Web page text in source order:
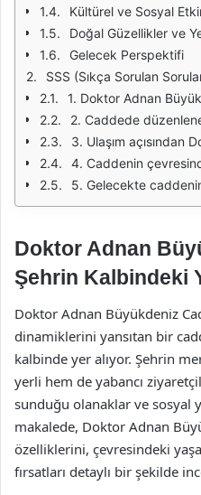
Kültürel ve Sosyal
Doğal Güzellikler ve
Gelecek Perspektifi
SSS (Sıkça Sorulan
1. Doktor Adnan Büyükdeniz
2. Caddede
3. Ulaşım açısından Doktor
4. Caddenin
5. Gelecekte caddenin
Doktor Adnan
Şehrin Kalbindeki
Doktor Adnan Büyükdeniz
dinamiklerini yansıtan bir
kalbinde yer alıyor. Şehrin
yerli hem de yabancı
sunduğu olanaklar ve sosyal
makalede, Doktor Adnan
özelliklerini, çevresindeki
fırsatları detaylı bir şekilde